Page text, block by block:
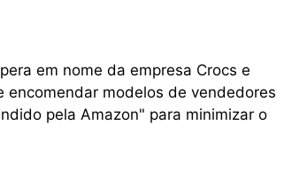
em nome da empresa Crocs e
modelos de vendedores
pela Amazon" para minimizar o